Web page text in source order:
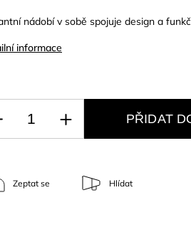
nádobí v sobě spojuje design a
informace
PŘIDAT
Zeptat se Hlídat